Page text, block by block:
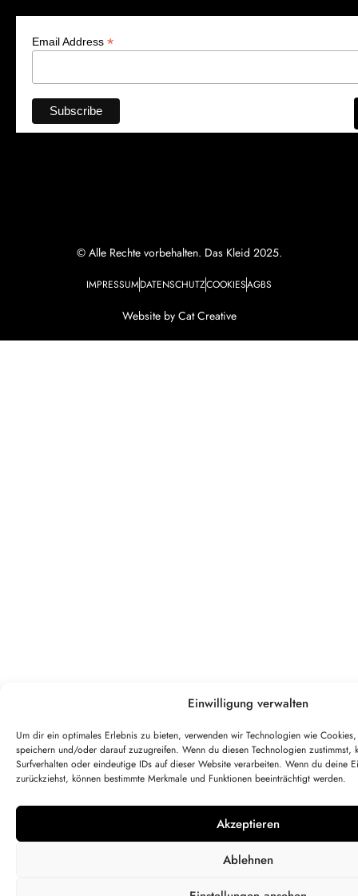
Einwilligung verwalten
Um dir ein optimales Erlebnis zu bieten, verwenden wir Technologien wie
speichern und/oder darauf zuzugreifen. Wenn du diesen Technologien zustimmst,
Surfverhalten oder eindeutige IDs auf dieser Website verarbeiten. Wenn du deine
zurückziehst, können bestimmte Merkmale und Funktionen beeinträchtigt werden.
Akzeptieren
Ablehnen
Email Address *
© Alle Rechte vorbehalten. Das Kleid 2025.
IMPRESSUMDATENSCHUTZCOOKIESAGBS
Website by Cat Creative